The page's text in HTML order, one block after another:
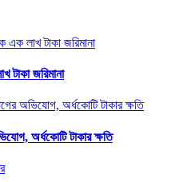
টাকা জরিমানা
অর্ধকোটি টাকার ক্ষতি